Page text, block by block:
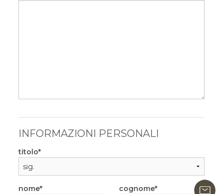
INFORMAZIONI PERSONALI
titolo
nome cognome